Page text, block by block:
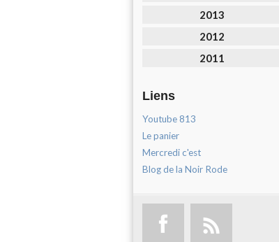
2013
2012
2011
Liens
Youtube 813
Le panier
Mercredi c'est
Blog de la Noir Rode